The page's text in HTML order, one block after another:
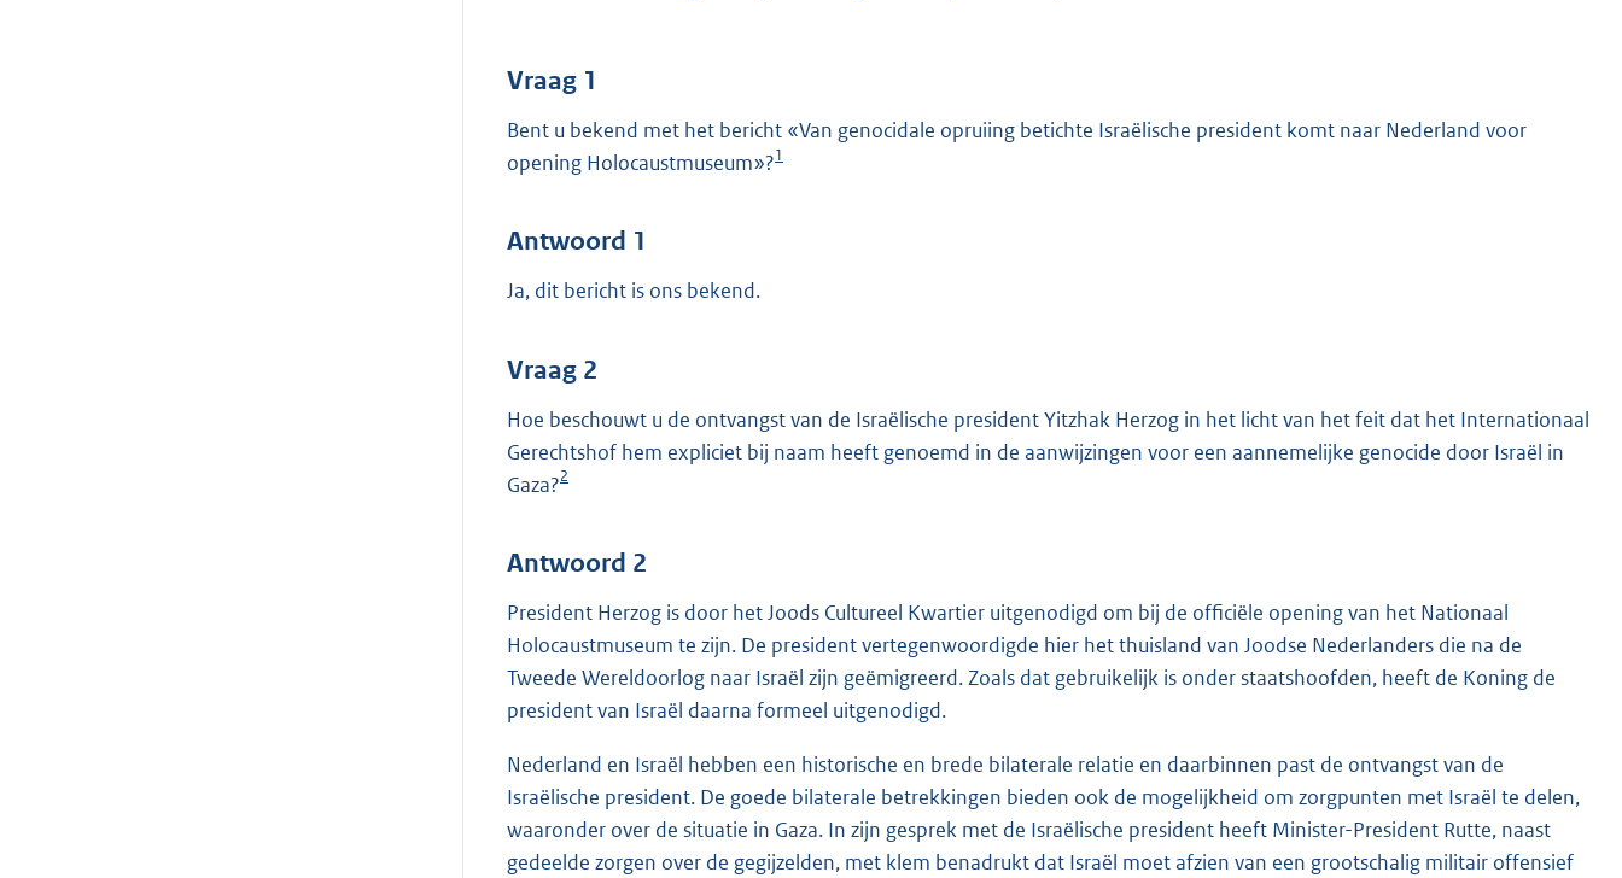
t
Vraag 1
Bent u bekend met het bericht «Van genocidale opruiing betichte Israëlische president komt naar Nederland voor
opening Holocaustmuseum»?1
Antwoord 1
Ja, dit bericht is ons bekend.
Vraag 2
Hoe beschouwt u de ontvangst van de Israëlische president Yitzhak Herzog in het licht van het feit dat het Internationaal
Gerechtshof hem expliciet bij naam heeft genoemd in de aanwijzingen voor een aannemelijke genocide door Israël in
Gaza?2
Antwoord 2
President Herzog is door het Joods Cultureel Kwartier uitgenodigd om bij de officiële opening van het Nationaal
Holocaustmuseum te zijn. De president vertegenwoordigde hier het thuisland van Joodse Nederlanders die na de
Tweede Wereldoorlog naar Israël zijn geëmigreerd. Zoals dat gebruikelijk is onder staatshoofden, heeft de Koning de
president van Israël daarna formeel uitgenodigd.
Nederland en Israël hebben een historische en brede bilaterale relatie en daarbinnen past de ontvangst van de
Israëlische president. De goede bilaterale betrekkingen bieden ook de mogelijkheid om zorgpunten met Israël te delen,
waaronder over de situatie in Gaza. In zijn gesprek met de Israëlische president heeft Minister-President Rutte, naast
gedeelde zorgen over de gegijzelden, met klem benadrukt dat Israël moet afzien van een grootschalig militair offensief